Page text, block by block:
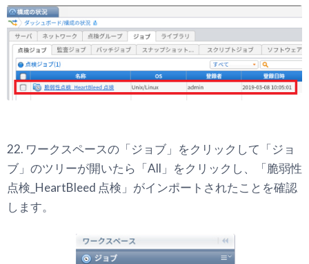
22. ワークスペースの「ジョブ」をクリックして「ジョ
ブ」のツリーが開いたら「All」をクリックし、「脆弱性
点検_HeartBleed 点検」がインポートされたことを確認
します。